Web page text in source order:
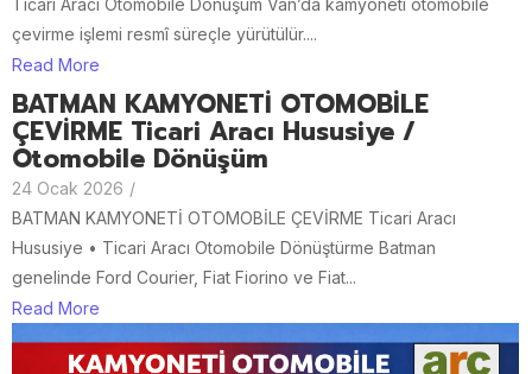
Ticari Aracı Otomobile Dönüşüm Van’da kamyoneti otomobile
çevirme işlemi resmî süreçle yürütülür....
Read More
BATMAN KAMYONETİ OTOMOBİLE
ÇEVİRME Ticari Aracı Hususiye /
Otomobile Dönüşüm
24 Ocak 2026 /
BATMAN KAMYONETİ OTOMOBİLE ÇEVİRME Ticari Aracı
Hususiye • Ticari Aracı Otomobile Dönüştürme Batman
genelinde Ford Courier, Fiat Fiorino ve Fiat...
Read More